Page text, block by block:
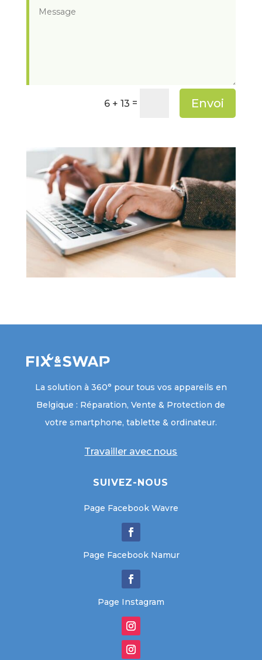
6 + 13 = Envoi
La solution à 360° pour tous vos appareils en
Belgique : Réparation, Vente & Protection de
votre smartphone, tablette & ordinateur.
Travailler avec nous
SUIVEZ-NOUS
Page Facebook Wavre
Page Facebook Namur
Page Instagram